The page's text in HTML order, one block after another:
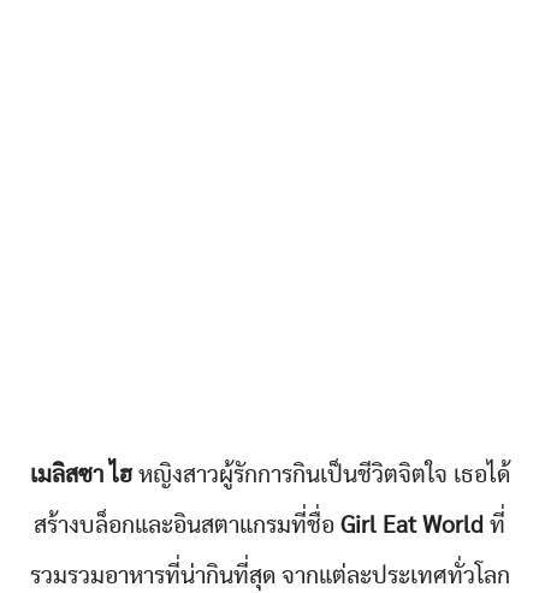
เมลิสซา ไฮหญิงสาวผู้รักการกินเป็นชีวิตจิตใจ เธอได้
สร้างบล็อกและอินสตาแกรมที่ชื่อ Girl Eat World ที่
รวมรวมอาหารที่น่ากินที่สุด จากแต่ละประเทศทั่วโลก